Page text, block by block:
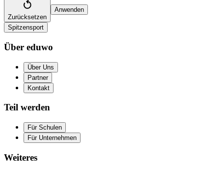
Zurücksetzen
Anwenden
Spitzensport
Über eduwo
Über Uns
Partner
Kontakt
Teil werden
Für Schulen
Für Unternehmen
Weiteres